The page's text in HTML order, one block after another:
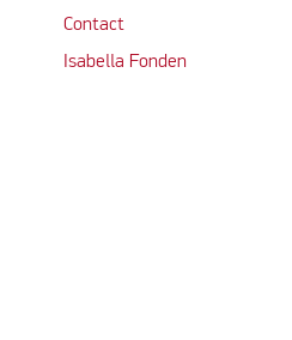
Contact
Isabella Fonden